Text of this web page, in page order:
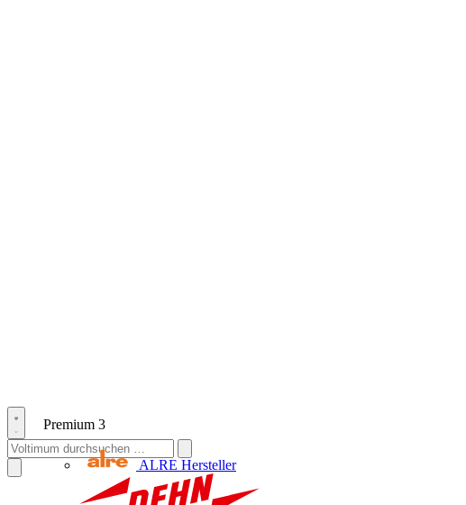
Premium 3
ALRE Hersteller